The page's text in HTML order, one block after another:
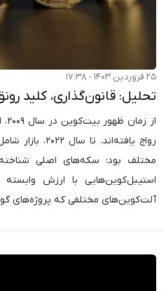
۲۵ فروردین ۱۴۰۳ - ۱۷:۳۸
تحلیل: قانون‌گذاری، کلید
مختلف بود: سکه‌های اصلی
استیبل‌کوین‌هایی با ارزش
آلت‌کوین‌های مختلفی که پروژه‌های